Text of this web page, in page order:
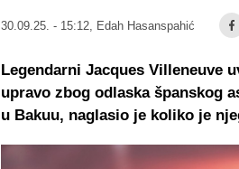
30.09.25. - 15:12, Edah Hasanspahić
Legendarni Jacques Villeneuve
upravo zbog odlaska španskog
u Bakuu, naglasio je koliko je